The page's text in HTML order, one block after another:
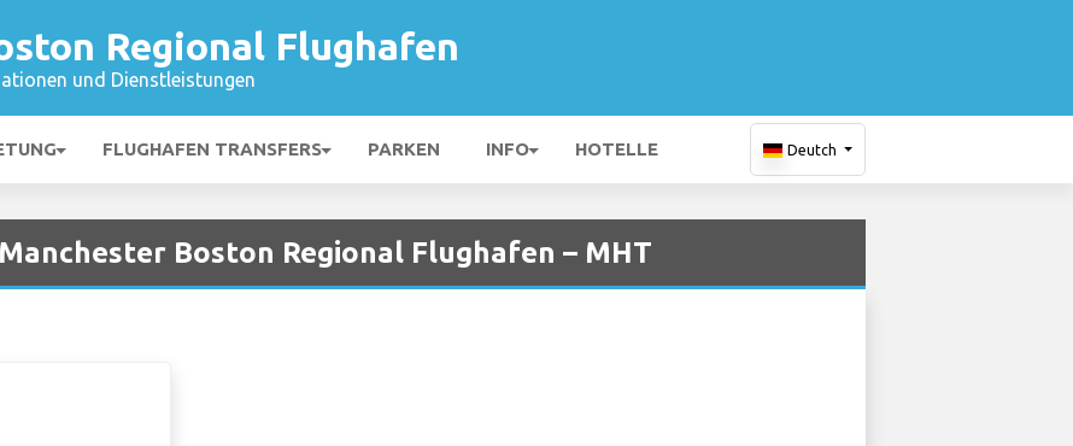
Regional Flughafen
und Dienstleistungen
FLUGHAFEN TRANSFERS PARKEN INFO HOTELLE Deutch
Boston Regional Flughafen – MHT